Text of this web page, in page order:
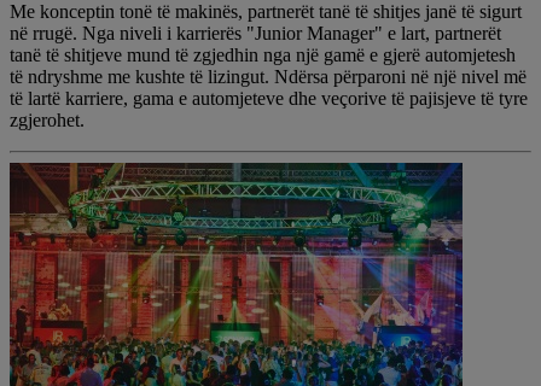
Me konceptin tonë të makinës, partnerët tanë të shitjes janë të sigurt
në rrugë. Nga niveli i karrierës "Junior Manager" e lart, partnerët
tanë të shitjeve mund të zgjedhin nga një gamë e gjerë automjetesh
të ndryshme me kushte të lizingut. Ndërsa përparoni në një nivel më
të lartë karriere, gama e automjeteve dhe veçorive të pajisjeve të tyre
zgjerohet.